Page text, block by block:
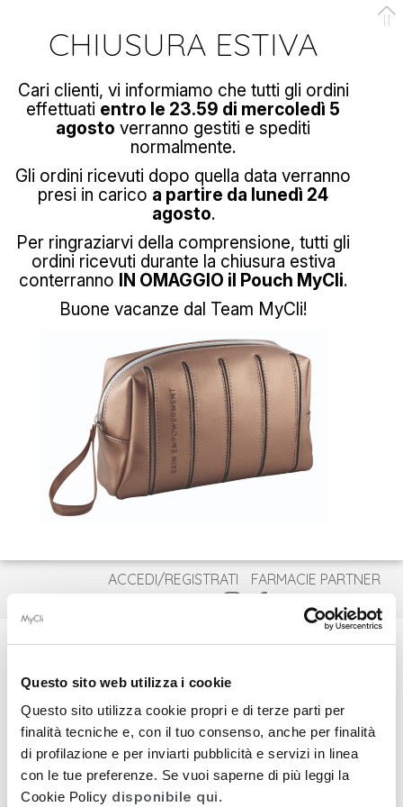
Questo sito web utilizza i cookie
Questo sito utilizza cookie propri e di terze parti per
finalità tecniche e, con il tuo consenso, anche per finalità
di profilazione e per inviarti pubblicità e servizi in linea
con le tue preferenze. Se vuoi saperne di più leggi la
Cookie Policy disponibile qui.
ACCEDI/REGISTRATI
FARMACIE PARTNER
COSMECEUTICI
INTEGRATORI
BESTSELLER
AFFIDATI AI
PROTOCOLLI LIFTABLE
CHIUSURA ESTIVA
Cari clienti, vi informiamo che tutti gli ordini
effettuati entro le 23.59 di mercoledì 5
agosto verranno gestiti e spediti
normalmente.
Gli ordini ricevuti dopo quella data verranno
presi in carico a partire da lunedì 24
agosto.
Per ringraziarvi della comprensione, tutti gli
ordini ricevuti durante la chiusura estiva
conterranno IN OMAGGIO il Pouch MyCli.
Buone vacanze dal Team MyCli!